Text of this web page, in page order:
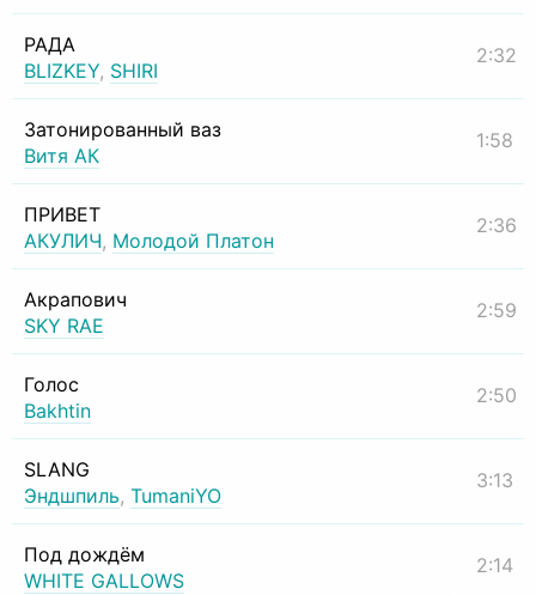
РАДА
BLIZKEY, SHIRI
2:32
Затонированный ваз
Витя АК
1:58
ПРИВЕТ
АКУЛИЧ, Молодой Платон
2:36
Акрапович
SKY RAE
2:59
Голос
Bakhtin
2:50
SLANG
Эндшпиль, TumaniYO
3:13
Под дождём
WHITE GALLOWS
2:14